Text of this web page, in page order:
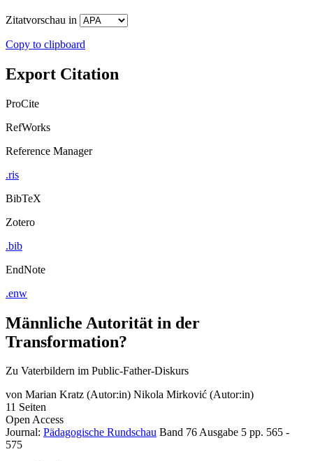
Zitatvorschau in
Copy to clipboard
Export Citation
ProCite
RefWorks
Reference Manager
.ris
BibTeX
Zotero
.bib
EndNote
.enw
Männliche Autorität in der
Transformation?
Zu Vaterbildern im Public-Father-Diskurs
von Marian Kratz (Autor:in) Nikola Mirković (Autor:in)
11 Seiten
Open Access
Journal: Pädagogische Rundschau Band 76Ausgabe 5 pp. 565 -
575